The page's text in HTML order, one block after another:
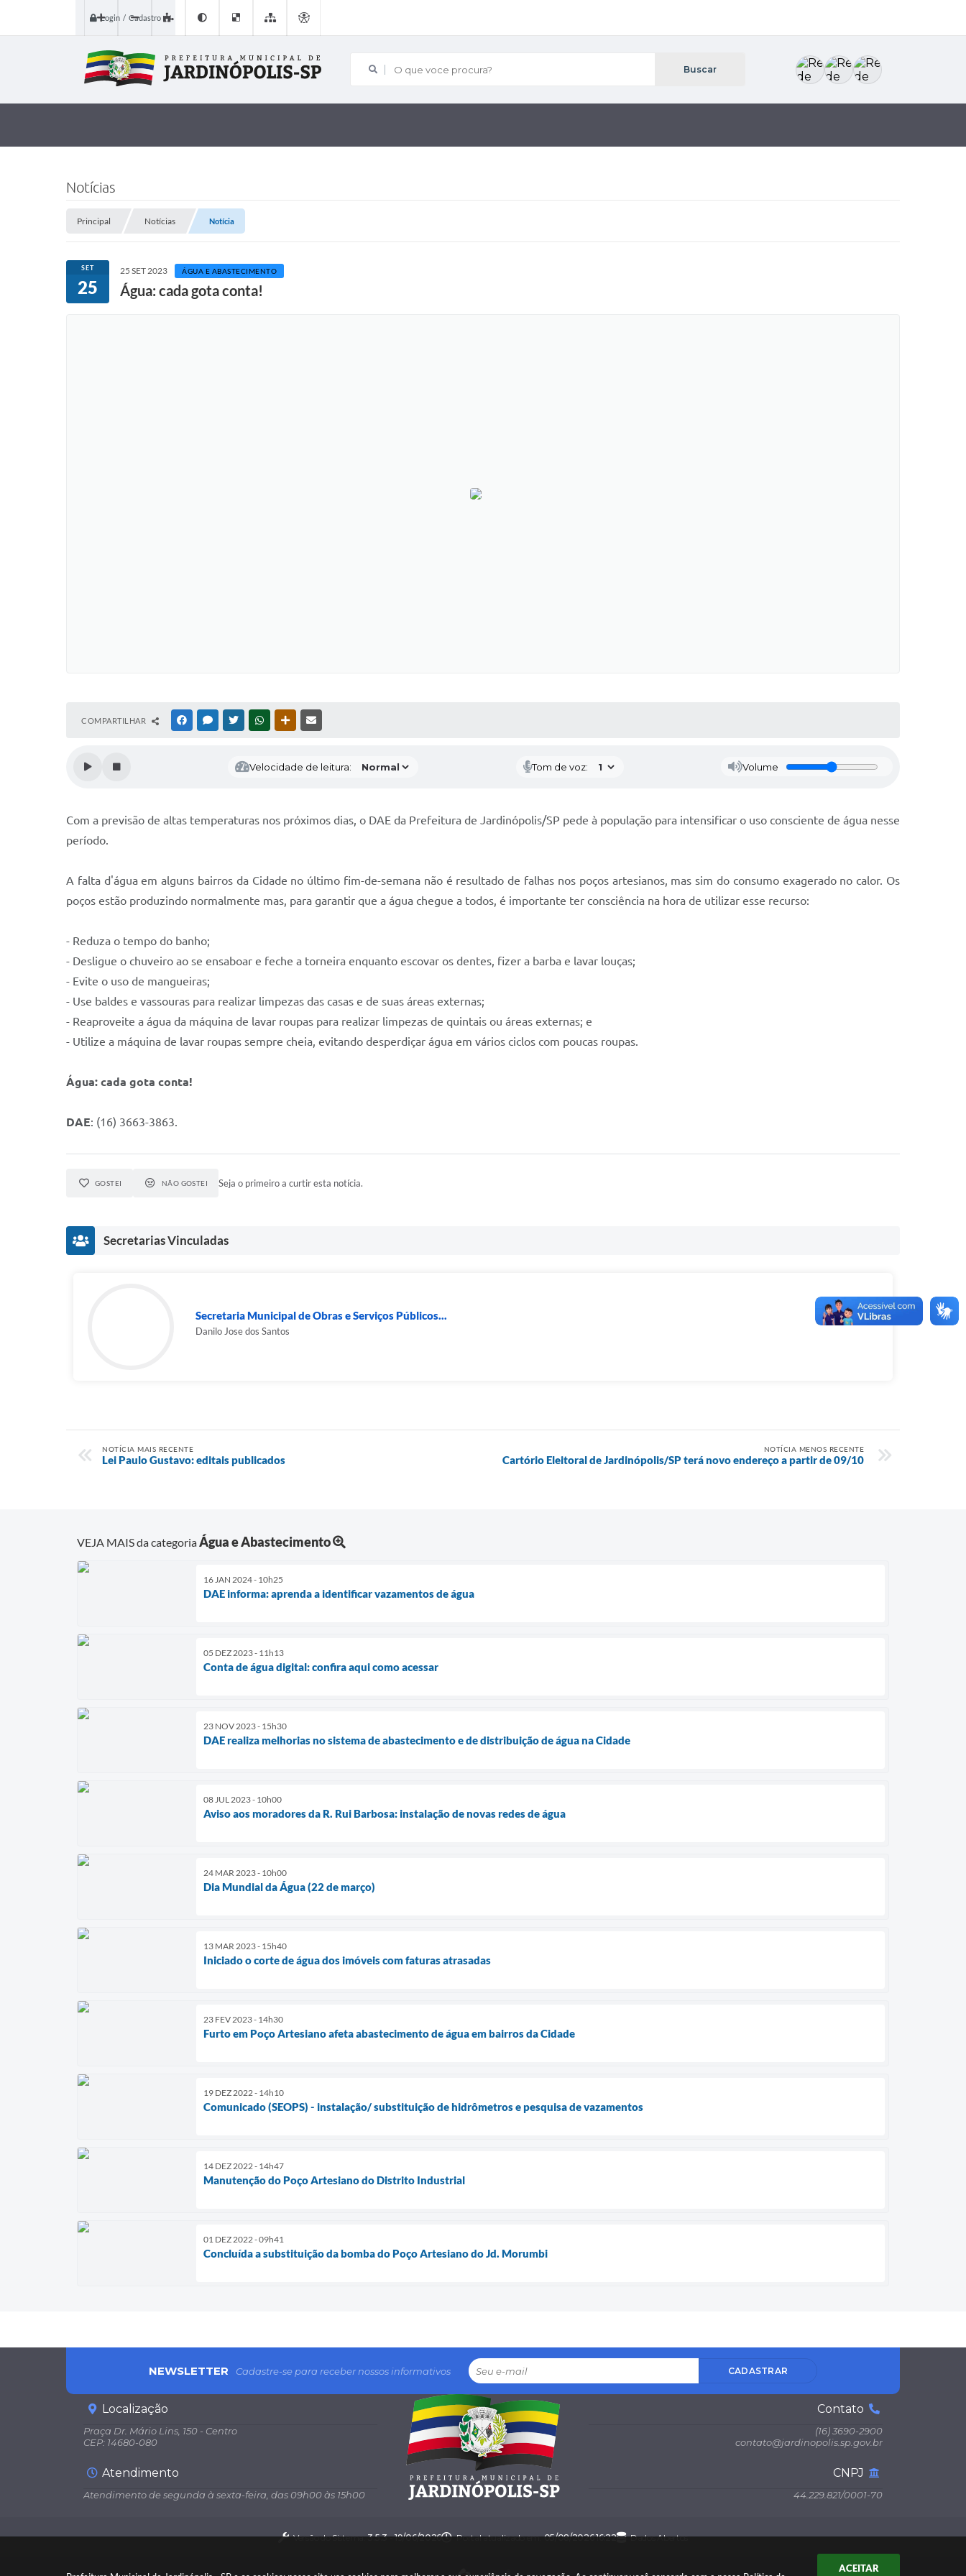
ACEITAR
Login / Cadastro
O que voce procura?
Notícias
Principal Notícias Notícia
SET
25
25 SET 2023 ÁGUA E ABASTECIMENTO
Água: cada gota conta!
COMPARTILHAR FACEBOOKMESSENGER
TWITTERWHATSAPPOUTRAS MÍDIAS
Velocidade de leitura: Tom de voz: Volume
Com a previsão de altas temperaturas nos próximos dias, o DAE da Prefeitura de Jardinópolis/SP pede à população para intensificar o uso consciente de água nesse
período.
A falta d'água em alguns bairros da Cidade no último fim-de-semana não é resultado de falhas nos poços artesianos, mas sim do consumo exagerado no calor. Os
poços estão produzindo normalmente mas, para garantir que a água chegue a todos, é importante ter consciência na hora de utilizar esse recurso:
- Reduza o tempo do banho;
- Desligue o chuveiro ao se ensaboar e feche a torneira enquanto escovar os dentes, fizer a barba e lavar louças;
- Evite o uso de mangueiras;
- Use baldes e vassouras para realizar limpezas das casas e de suas áreas externas;
- Reaproveite a água da máquina de lavar roupas para realizar limpezas de quintais ou áreas externas; e
- Utilize a máquina de lavar roupas sempre cheia, evitando desperdiçar água em vários ciclos com poucas roupas.
Água: cada gota conta!
DAE: (16) 3663-3863.
GOSTEI NÃO GOSTEI Seja o primeiro a curtir esta notícia.
Secretarias Vinculadas
Secretaria Municipal de Obras e Serviços Públicos...
Danilo Jose dos Santos
NOTÍCIA MAIS RECENTE
Lei Paulo Gustavo: editais publicados
NOTÍCIA MENOS RECENTE
Cartório Eleitoral de Jardinópolis/SP terá novo endereço a partir de 09/10
VEJA MAIS da categoriaÁgua e Abastecimento
16 JAN 2024 - 10h25
DAE informa: aprenda a identificar vazamentos de água
05 DEZ 2023 - 11h13
Conta de água digital: confira aqui como acessar
23 NOV 2023 - 15h30
DAE realiza melhorias no sistema de abastecimento e de distribuição de água na Cidade
08 JUL 2023 - 10h00
Aviso aos moradores da R. Rui Barbosa: instalação de novas redes de água
24 MAR 2023 - 10h00
Dia Mundial da Água (22 de março)
13 MAR 2023 - 15h40
Iniciado o corte de água dos imóveis com faturas atrasadas
23 FEV 2023 - 14h30
Furto em Poço Artesiano afeta abastecimento de água em bairros da Cidade
19 DEZ 2022 - 14h10
Comunicado (SEOPS) - instalação/ substituição de hidrômetros e pesquisa de vazamentos
14 DEZ 2022 - 14h47
Manutenção do Poço Artesiano do Distrito Industrial
01 DEZ 2022 - 09h41
Concluída a substituição da bomba do Poço Artesiano do Jd. Morumbi
NEWSLETTER Cadastre-se para receber nossos informativos CADASTRAR
Localização
Praça Dr. Mário Lins, 150 - Centro
CEP: 14680-080
Contato
(16) 3690-2900
contato@jardinopolis.sp.gov.br
Atendimento
Atendimento de segunda à sexta-feira, das 09h00 às 15h00
CNPJ
44.229.821/0001-70
Versão do Sistema:3.5.3 - 19/06/2026 Portal atualizado em:05/08/2026 16:22 Dados Abertos